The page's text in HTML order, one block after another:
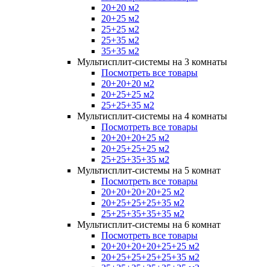
20+20 м2
20+25 м2
25+25 м2
25+35 м2
35+35 м2
Мультисплит-системы на 3 комнаты
Посмотреть все товары
20+20+20 м2
20+25+25 м2
25+25+35 м2
Мультисплит-системы на 4 комнаты
Посмотреть все товары
20+20+20+25 м2
20+25+25+25 м2
25+25+35+35 м2
Мультисплит-системы на 5 комнат
Посмотреть все товары
20+20+20+20+25 м2
20+25+25+25+35 м2
25+25+35+35+35 м2
Мультисплит-системы на 6 комнат
Посмотреть все товары
20+20+20+20+25+25 м2
20+25+25+25+25+35 м2